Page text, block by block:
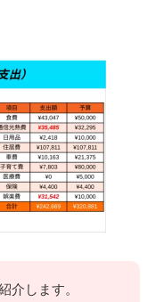
介します。